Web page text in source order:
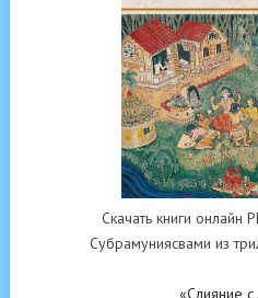
Скачать книги онлайн
Субрамуниясвами из
«Слияние